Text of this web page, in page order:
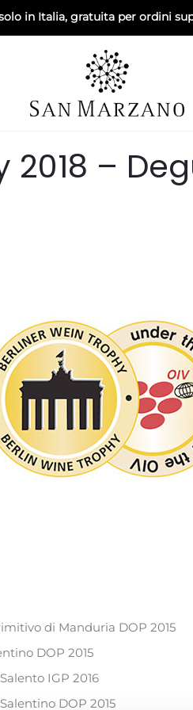
in Italia, gratuita per ordini
2018 –
di Manduria DOP 2015
DOP 2015
IGP 2016
DOP 2015